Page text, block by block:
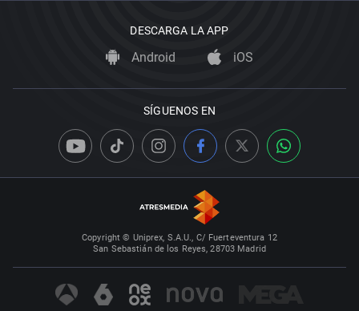
DESCARGA LA APP
Android iOS
SÍGUENOS EN
Copyright © Uniprex, S.A.U., C/ Fuerteventura 12
San Sebastián de los Reyes, 28703 Madrid